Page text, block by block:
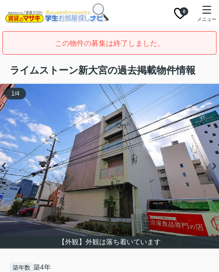
0
メニュー
この物件の募集は終了しました。
ライムストーン新大宮の過去掲載物件情報
【外観】外観は落ち着いています
1/4
築年数 築4年